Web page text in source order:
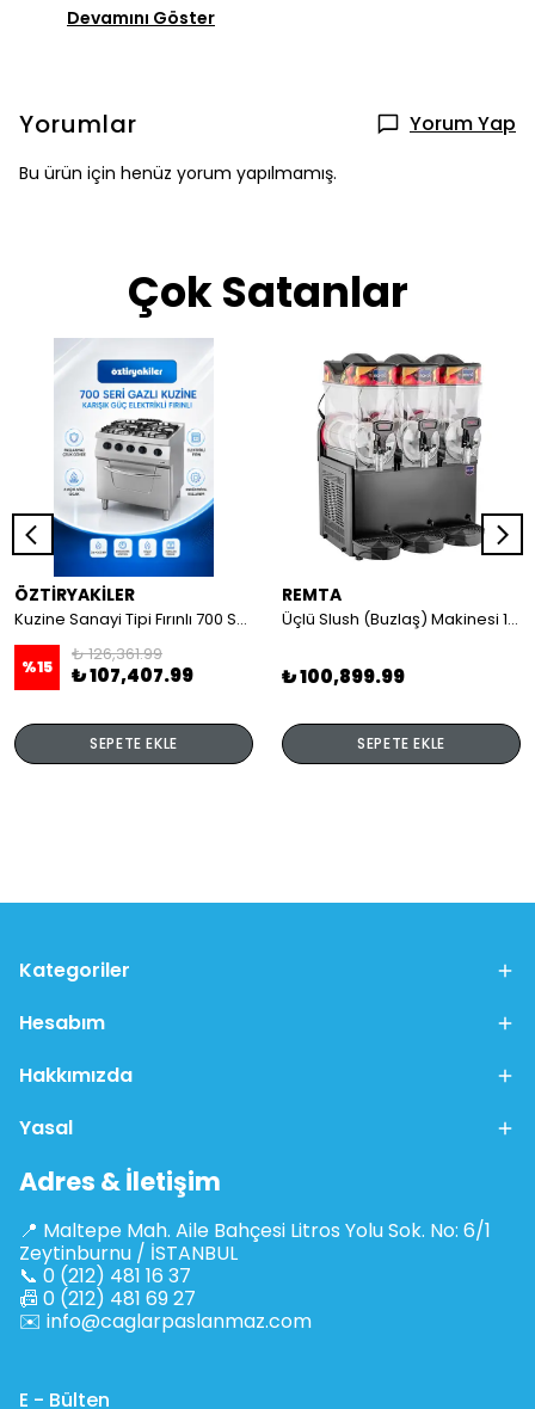
Devamını Göster
Yorumlar Yorum Yap
Bu ürün için henüz yorum yapılmamış.
Çok Satanlar
ÖZTİRYAKİLER
Kuzine Sanayi Tipi Fırınlı 700 Seri Gazlı 4 Açık Ateş 80x70x85 (Lp)-2X6Kw+2X7,5Kw+6Kw Elektrikli Fırın
%15
₺ 126,361.99
₺ 107,407.99
SEPETE EKLE
REMTA
Üçlü Slush (Buzlaş) Makinesi 12+12+12 lt
₺ 100,899.99
SEPETE EKLE
Kategoriler
Hesabım
Hakkımızda
Yasal
Adres & İletişim
📍 Maltepe Mah. Aile Bahçesi Litros Yolu Sok. No: 6/1
Zeytinburnu / İSTANBUL
📞 0 (212) 481 16 37
📠 0 (212) 481 69 27
✉️ info@caglarpaslanmaz.com
E - Bülten